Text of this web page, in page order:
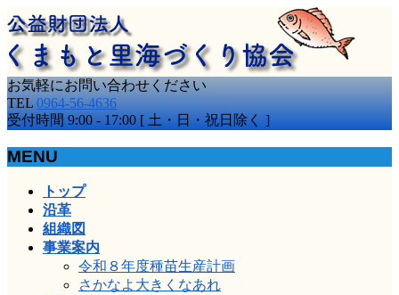
お気軽にお問い合わせください
TEL 0964-56-4636
受付時間 9:00 - 17:00 [ 土・日・祝日除く ]
MENU
トップ
沿革
組織図
事業案内
令和８年度種苗生産計画
さかなよ大きくなあれ